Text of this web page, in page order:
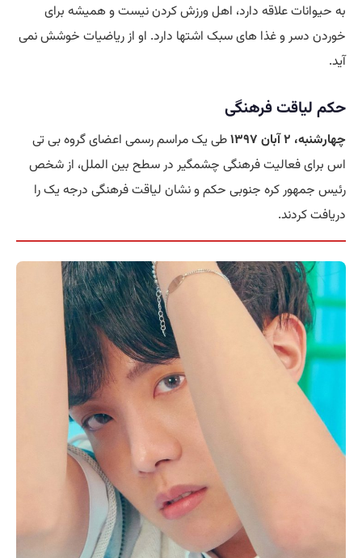
به حیوانات علاقه دارد، اهل ورزش کردن نیست و همیشه برای
خوردن دسر و غذا های سبک اشتها دارد. او از ریاضیات خوشش نمی
آید.
حکم لیاقت فرهنگی
چهارشنبه، ۲ آبان ۱۳۹۷
طی یک مراسم رسمی اعضای گروه بی تی
اس برای فعالیت فرهنگی چشمگیر در سطح بین الملل، از شخص
رئیس جمهور کره جنوبی حکم و نشان لیاقت فرهنگی درجه یک را
دریافت کردند.